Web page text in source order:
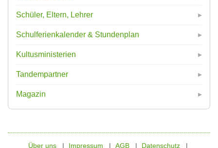
Schüler, Eltern, Lehrer
Schulferienkalender & Stundenplan
Kultusministerien
Tandempartner
Magazin
Über uns Impressum AGB Datenschutz